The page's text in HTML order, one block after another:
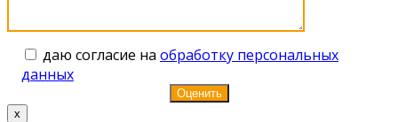
даю согласие на обработку персональных
данных
x